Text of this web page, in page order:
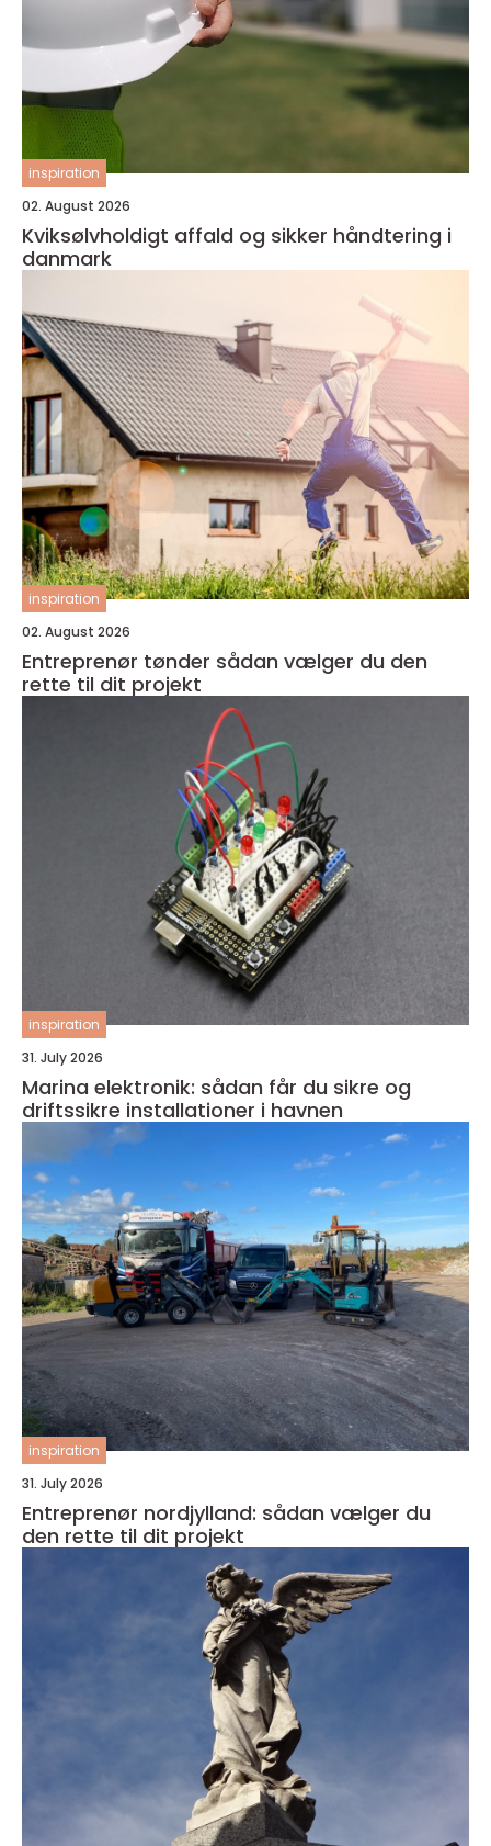
inspiration
02. August 2026
Kviksølvholdigt affald og sikker håndtering i
danmark
inspiration
02. August 2026
Entreprenør tønder sådan vælger du den
rette til dit projekt
inspiration
31. July 2026
Marina elektronik: sådan får du sikre og
driftssikre installationer i havnen
inspiration
31. July 2026
Entreprenør nordjylland: sådan vælger du
den rette til dit projekt